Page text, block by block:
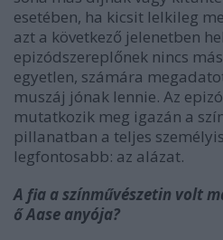
esetében, ha kicsit lelkileg
azt a következő jelenetben
epizódszereplőnek nincs
egyetlen, számára
muszáj jónak lennie. Az
mutatkozik meg igazán a
pillanatban a teljes
legfontosabb: az alázat.
A fia a színművészetin volt
ő Aase anyója?